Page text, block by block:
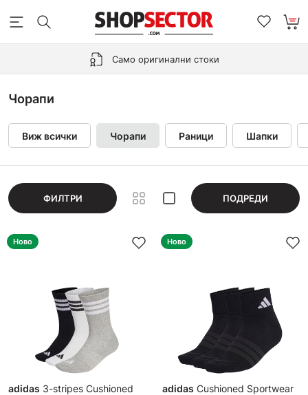
Само оригинални стоки
Чорапи
Виж всички Чорапи Раници Шапки
ФИЛТРИ ПОДРЕДИ
Ново
adidas 3-stripes Cushioned
Ново
adidas Cushioned Sportwear